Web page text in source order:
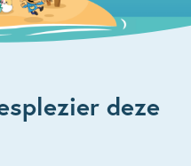
deze